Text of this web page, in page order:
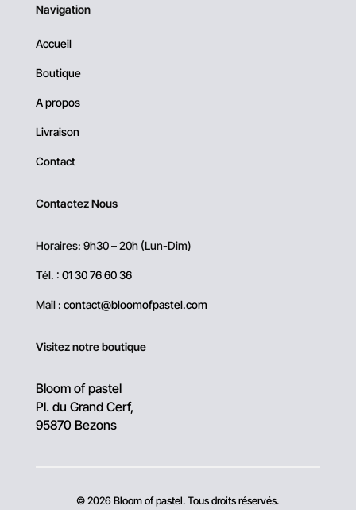
Navigation
Accueil
Boutique
A propos
Livraison
Contact
Contactez Nous
Horaires: 9h30 – 20h (Lun-Dim)
Tél. : 01 30 76 60 36
Mail : contact@bloomofpastel.com
Visitez notre boutique
Bloom of pastel
Pl. du Grand Cerf,
95870 Bezons
© 2026 Bloom of pastel. Tous droits réservés.